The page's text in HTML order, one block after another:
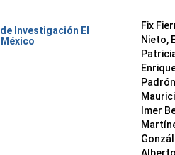
Investigación El
Fix
Nieto,
Imer